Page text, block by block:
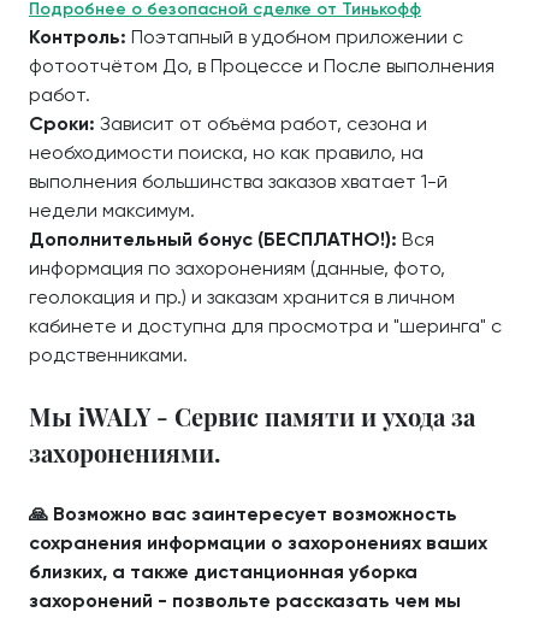
Подробнее о безопасной сделке от Тинькофф
Контроль: Поэтапный в удобном приложении с
фотоотчётом До, в Процессе и После выполнения
работ.
Сроки: Зависит от объёма работ, сезона и
необходимости поиска, но как правило, на
выполнения большинства заказов хватает 1-й
недели максимум.
Дополнительный бонус (БЕСПЛАТНО!): Вся
информация по захоронениям (данные, фото,
геолокация и пр.) и заказам хранится в личном
кабинете и доступна для просмотра и "шеринга" с
родственниками.
Мы iWALY - Сервис памяти и ухода за
захоронениями.
🙏 Возможно вас заинтересует возможность
сохранения информации о захоронениях ваших
близких, а также дистанционная уборка
захоронений - позвольте рассказать чем мы